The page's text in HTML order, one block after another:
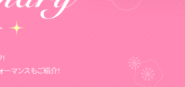
マンスもご紹介！